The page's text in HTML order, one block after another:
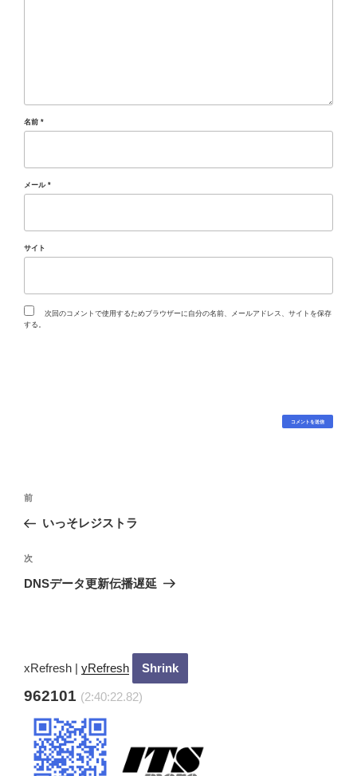
名前 *
メール *
サイト
次回のコメントで使用するためブラウザーに自分の名前、メールアドレス、サイトを保存
する。
投
ナ
ビ
ゲ
ン
過
去
投
前
いっそレジストラ
次
の
次
DNSデータ更新伝播遅延
xRefresh | yRefresh
962101 (2:40:23.82)